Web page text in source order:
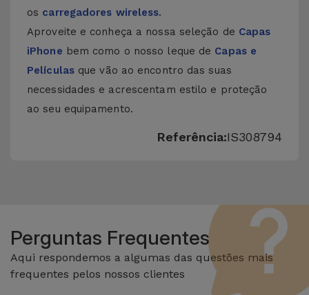
os carregadores wireless.
Aproveite e conheça a nossa seleção de Capas
iPhone bem como o nosso leque de Capas e
Películasque vão ao encontro das suas
necessidades e acrescentam estilo e proteção
ao seu equipamento.
Referência:IS308794
Perguntas Frequentes
Aqui respondemos a algumas das questões mais
frequentes pelos nossos clientes